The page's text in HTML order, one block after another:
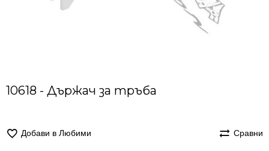
10618 - Държач за тръба
Добави в Любими Сравни